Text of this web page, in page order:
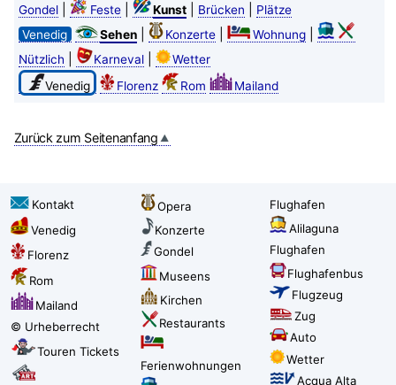
Gondel| Feste| Kunst| Brücken
Plätze
Venedig
Sehen| Konzerte| Wohnung|
Nützlich Karneval|
Wetter
Venedig
Florenz Rom Mailand
Zurück zum Seitenanfang
Kontakt
Venedig
Florenz
Rom
Mailand
© Urheberrecht
Touren Tickets
Opera
Konzerte
Gondel
Museens
Kirchen
Restaurants
Ferienwohnungen
Flughafen
Alilaguna
Flughafen
Flughafenbus
Flugzeug
Zug
Auto
Wetter
Acqua Alta